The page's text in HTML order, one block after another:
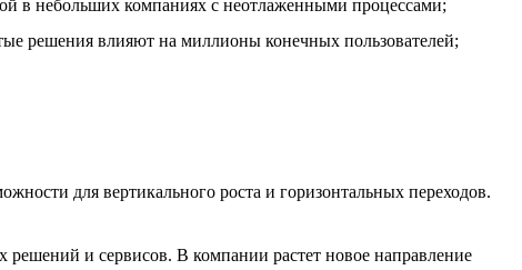
в небольших компаниях с неотлаженными процессами;
решения влияют на миллионы конечных пользователей;
для вертикального роста и горизонтальных переходов.
решений и сервисов. В компании растет новое направление